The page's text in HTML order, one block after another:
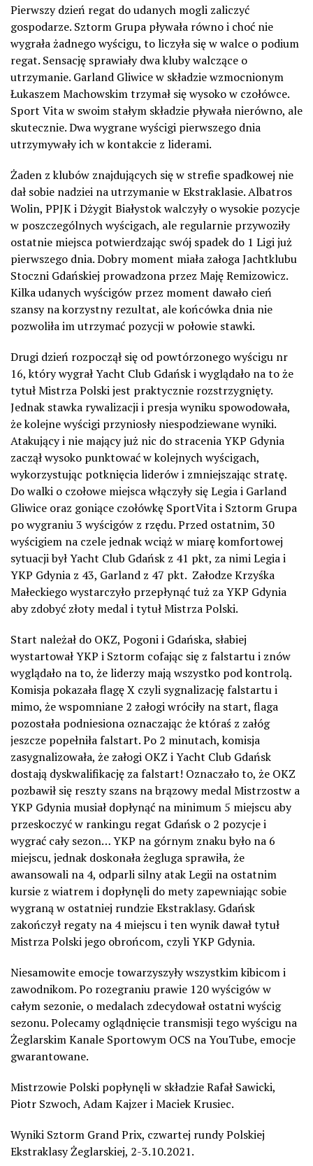
Pierwszy dzień regat do udanych mogli zaliczyć
gospodarze. Sztorm Grupa pływała równo i choć nie
wygrała żadnego wyścigu, to liczyła się w walce o podium
regat. Sensację sprawiały dwa kluby walczące o
utrzymanie. Garland Gliwice w składzie wzmocnionym
Łukaszem Machowskim trzymał się wysoko w czołówce.
Sport Vita w swoim stałym składzie pływała nierówno, ale
skutecznie. Dwa wygrane wyścigi pierwszego dnia
utrzymywały ich w kontakcie z liderami.
Żaden z klubów znajdujących się w strefie spadkowej nie
dał sobie nadziei na utrzymanie w Ekstraklasie. Albatros
Wolin, PPJK i Dżygit Białystok walczyły o wysokie pozycje
w poszczególnych wyścigach, ale regularnie przywoziły
ostatnie miejsca potwierdzając swój spadek do 1 Ligi już
pierwszego dnia. Dobry moment miała załoga Jachtklubu
Stoczni Gdańskiej prowadzona przez Maję Remizowicz.
Kilka udanych wyścigów przez moment dawało cień
szansy na korzystny rezultat, ale końcówka dnia nie
pozwoliła im utrzymać pozycji w połowie stawki.
Drugi dzień rozpoczął się od powtórzonego wyścigu nr
16, który wygrał Yacht Club Gdańsk i wyglądało na to że
tytuł Mistrza Polski jest praktycznie rozstrzygnięty.
Jednak stawka rywalizacji i presja wyniku spowodowała,
że kolejne wyścigi przyniosły niespodziewane wyniki.
Atakujący i nie mający już nic do stracenia YKP Gdynia
zaczął wysoko punktować w kolejnych wyścigach,
wykorzystując potknięcia liderów i zmniejszając stratę.
Do walki o czołowe miejsca włączyły się Legia i Garland
Gliwice oraz goniące czołówkę SportVita i Sztorm Grupa
po wygraniu 3 wyścigów z rzędu. Przed ostatnim, 30
wyścigiem na czele jednak wciąż w miarę komfortowej
sytuacji był Yacht Club Gdańsk z 41 pkt, za nimi Legia i
YKP Gdynia z 43, Garland z 47 pkt. Załodze Krzyśka
Małeckiego wystarczyło przepłynąć tuż za YKP Gdynia
aby zdobyć złoty medal i tytuł Mistrza Polski.
Start należał do OKZ, Pogoni i Gdańska, słabiej
wystartował YKP i Sztorm cofając się z falstartu i znów
wyglądało na to, że liderzy mają wszystko pod kontrolą.
Komisja pokazała flagę X czyli sygnalizację falstartu i
mimo, że wspomniane 2 załogi wróciły na start, flaga
pozostała podniesiona oznaczając że któraś z załóg
jeszcze popełniła falstart. Po 2 minutach, komisja
zasygnalizowała, że załogi OKZ i Yacht Club Gdańsk
dostają dyskwalifikację za falstart! Oznaczało to, że OKZ
pozbawił się reszty szans na brązowy medal Mistrzostw a
YKP Gdynia musiał dopłynąć na minimum 5 miejscu aby
przeskoczyć w rankingu regat Gdańsk o 2 pozycje i
wygrać cały sezon… YKP na górnym znaku było na 6
miejscu, jednak doskonała żegluga sprawiła, że
awansowali na 4, odparli silny atak Legii na ostatnim
kursie z wiatrem i dopłynęli do mety zapewniając sobie
wygraną w ostatniej rundzie Ekstraklasy. Gdańsk
zakończył regaty na 4 miejscu i ten wynik dawał tytuł
Mistrza Polski jego obrońcom, czyli YKP Gdynia.
Niesamowite emocje towarzyszyły wszystkim kibicom i
zawodnikom. Po rozegraniu prawie 120 wyścigów w
całym sezonie, o medalach zdecydował ostatni wyścig
sezonu. Polecamy oglądnięcie transmisji tego wyścigu na
Żeglarskim Kanale Sportowym OCS na YouTube, emocje
gwarantowane.
Mistrzowie Polski popłynęli w składzie Rafał Sawicki,
Piotr Szwoch, Adam Kajzer i Maciek Krusiec.
Wyniki Sztorm Grand Prix, czwartej rundy Polskiej
Ekstraklasy Żeglarskiej, 2-3.10.2021.